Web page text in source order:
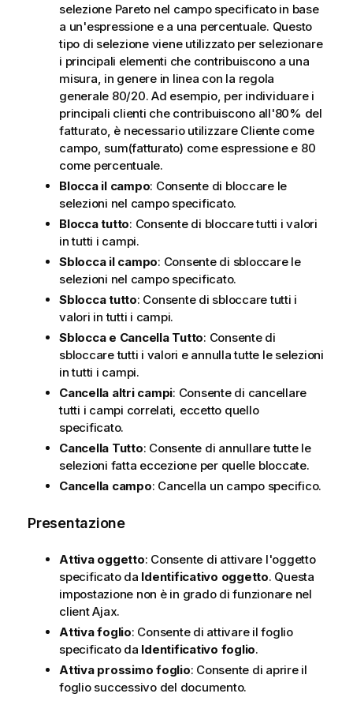
selezione Pareto nel campo specificato in base
a un'espressione e a una percentuale. Questo
tipo di selezione viene utilizzato per selezionare
i principali elementi che contribuiscono a una
misura, in genere in linea con la regola
generale 80/20. Ad esempio, per individuare i
principali clienti che contribuiscono all'80% del
fatturato, è necessario utilizzare Cliente come
campo, sum(fatturato) come espressione e 80
come percentuale.
Blocca il campo: Consente di bloccare le
selezioni nel campo specificato.
Blocca tutto: Consente di bloccare tutti i valori
in tutti i campi.
Sblocca il campo: Consente di sbloccare le
selezioni nel campo specificato.
Sblocca tutto: Consente di sbloccare tutti i
valori in tutti i campi.
Sblocca e Cancella Tutto: Consente di
sbloccare tutti i valori e annulla tutte le selezioni
in tutti i campi.
Cancella altri campi: Consente di cancellare
tutti i campi correlati, eccetto quello
specificato.
Cancella Tutto: Consente di annullare tutte le
selezioni fatta eccezione per quelle bloccate.
Cancella campo: Cancella un campo specifico.
Presentazione
Attiva oggetto: Consente di attivare l'oggetto
specificato da Identificativo oggetto. Questa
impostazione non è in grado di funzionare nel
client Ajax.
Attiva foglio: Consente di attivare il foglio
specificato da Identificativo foglio.
Attiva prossimo foglio: Consente di aprire il
foglio successivo del documento.